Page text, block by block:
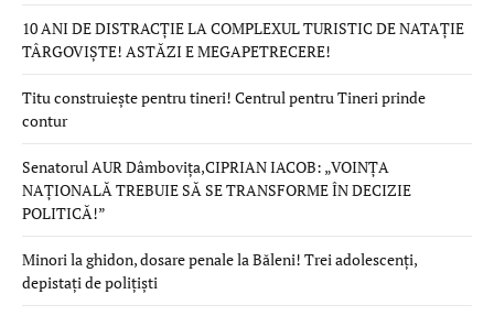
10 ANI DE DISTRACȚIE LA COMPLEXUL TURISTIC DE NATAȚIE
TÂRGOVIȘTE! ASTĂZI E MEGAPETRECERE!
Titu construiește pentru tineri! Centrul pentru Tineri prinde
contur
Senatorul AUR Dâmbovița,CIPRIAN IACOB: „VOINȚA
NAȚIONALĂ TREBUIE SĂ SE TRANSFORME ÎN DECIZIE
POLITICĂ!”
Minori la ghidon, dosare penale la Băleni! Trei adolescenți,
depistați de polițiști